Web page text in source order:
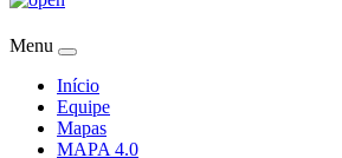
Menu
Início
Equipe
Mapas
MAPA 4.0